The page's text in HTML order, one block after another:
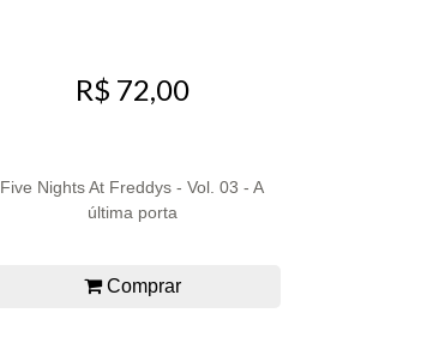
R$ 72,00
Five Nights At Freddys - Vol. 03 - A
última porta
Comprar